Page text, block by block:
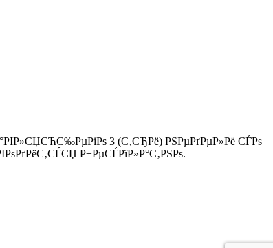
3 (С‚СЂРё) РЅРµРґРµР»Рё СЃРѕ
Р±РµСЃРїР»Р°С‚РЅРѕ.